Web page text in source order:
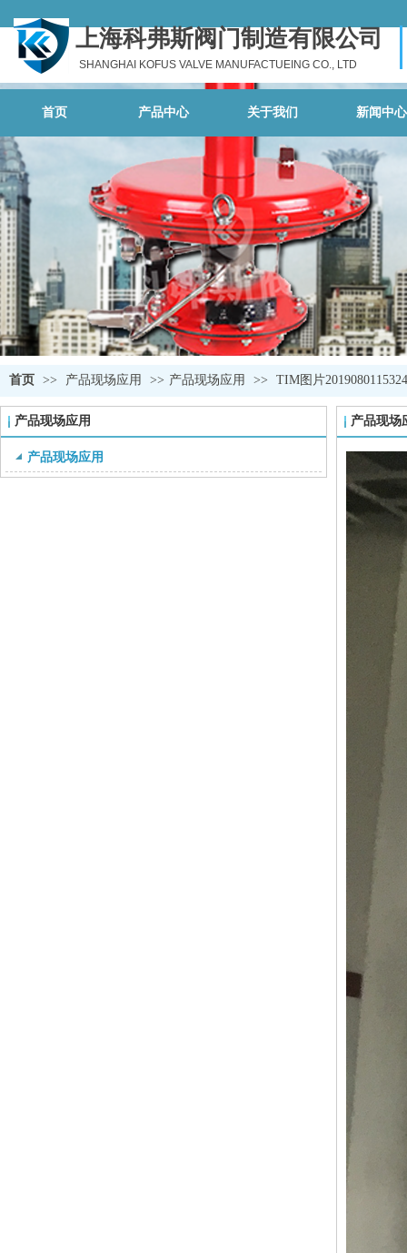
上海科弗斯阀门制造有限公司
SHANGHAI KOFUS VALVE MANUFACTUEING CO., LTD
首页 产品中心 关于我们 新闻中心
首页 >> 产品现场应用 >> 产品现场应用 >> TIM图片
产品现场应用
产品现场应用
产品现场